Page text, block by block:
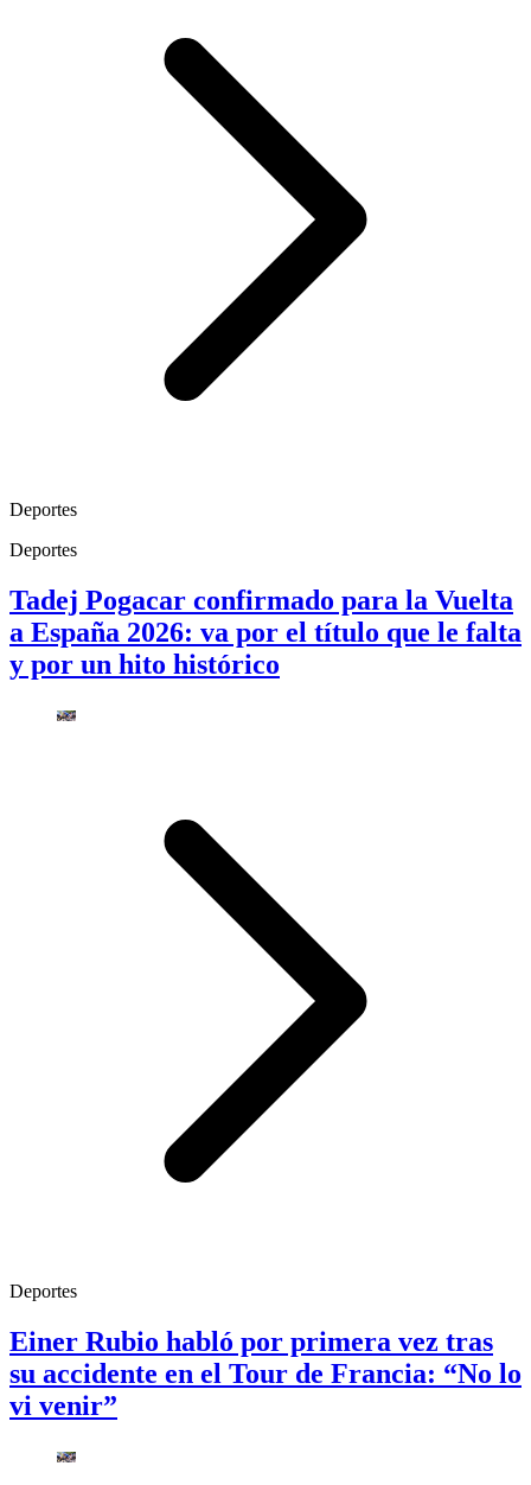
Deportes
Deportes
Tadej Pogacar confirmado para la Vuelta
a España 2026: va por el título que le falta
y por un hito histórico
Deportes
Einer Rubio habló por primera vez tras
su accidente en el Tour de Francia: “No lo
vi venir”